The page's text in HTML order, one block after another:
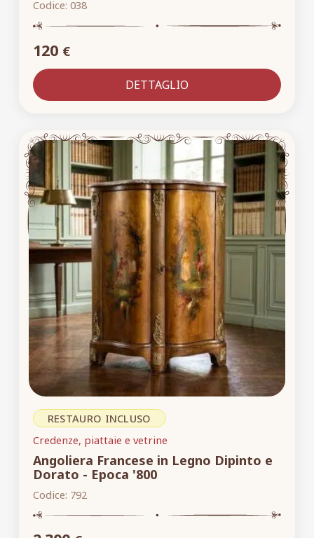
Codice: 038
120 €
DETTAGLIO
RESTAURO INCLUSO
Credenze, piattaie e vetrine
Angoliera Francese in Legno Dipinto e
Dorato - Epoca '800
Codice: 792